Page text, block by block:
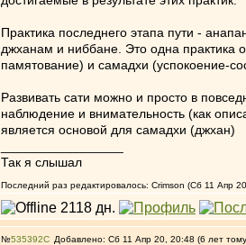
Практика последнего этапа пути -
джханам и ниббане. Это одна практика
памятование) и самадхи (успокоение-
Развивать сати можно и просто в
наблюдение и внимательность (как
является основой для самадхи (джхан)
Так я слышал
Последний раз редактировалось: Crimson (Сб 11 Апр
№535392 Добавлено: Сб 11 Апр 20, 20:48 (6 лет